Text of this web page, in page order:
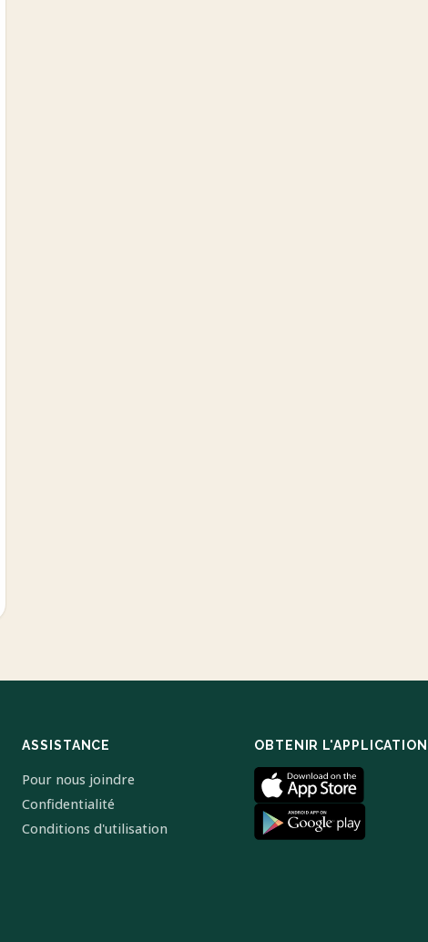
ASSISTANCE
Pour nous joindre
Confidentialité
Conditions d'utilisation
OBTENIR L'APPLICATION